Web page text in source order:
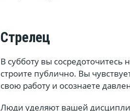
Стрелец
В субботу вы
строите публично. Вы
свою работу и осознаете
Люди уделяют вашей